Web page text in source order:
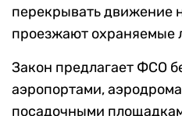
перекрывать движение
проезжают охраняемые
Закон предлагает ФСО
аэропортами,
посадочными